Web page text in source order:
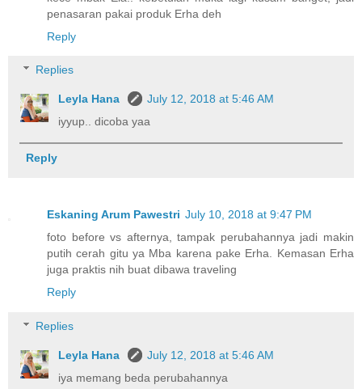
penasaran pakai produk Erha deh
Reply
Replies
Leyla Hana
July 12, 2018 at 5:46 AM
iyyup.. dicoba yaa
Reply
Eskaning Arum Pawestri July 10, 2018 at 9:47 PM
foto before vs afternya, tampak perubahannya jadi makin
putih cerah gitu ya Mba karena pake Erha. Kemasan Erha
juga praktis nih buat dibawa traveling
Reply
Replies
Leyla Hana
July 12, 2018 at 5:46 AM
iya memang beda perubahannya